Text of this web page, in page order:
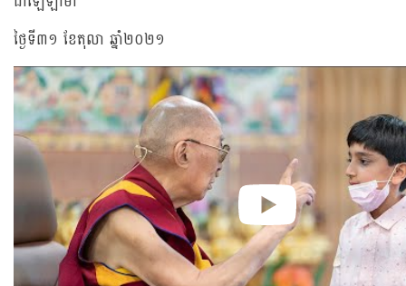
ថ្ងៃទី៣១ ខែតុលា ឆ្នាំ២០២១